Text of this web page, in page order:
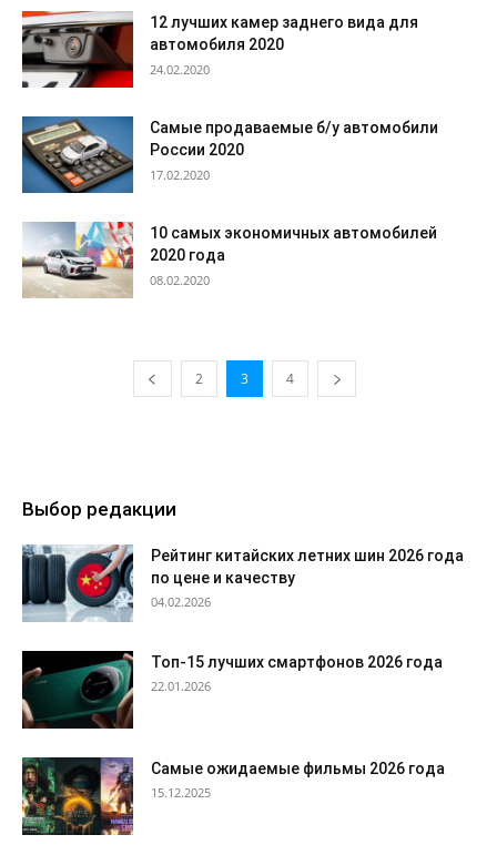
12 лучших камер заднего вида для
автомобиля 2020
24.02.2020
Самые продаваемые б/у автомобили
России 2020
17.02.2020
10 самых экономичных автомобилей
2020 года
08.02.2020
2 3 4
Выбор редакции
Рейтинг китайских летних шин 2026 года
по цене и качеству
04.02.2026
Топ-15 лучших смартфонов 2026 года
22.01.2026
Самые ожидаемые фильмы 2026 года
15.12.2025